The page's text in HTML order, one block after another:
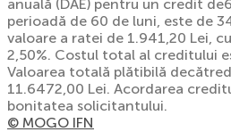
anuală (DAE) pentru un credit
perioadă de 60 de luni, este de
valoare a ratei de 1.941,20 Lei,
2,50%. Costul total al creditului
Valoarea totală plătibilă
11.6472,00 Lei. Acordarea
bonitatea solicitantului.
© MOGO IFN